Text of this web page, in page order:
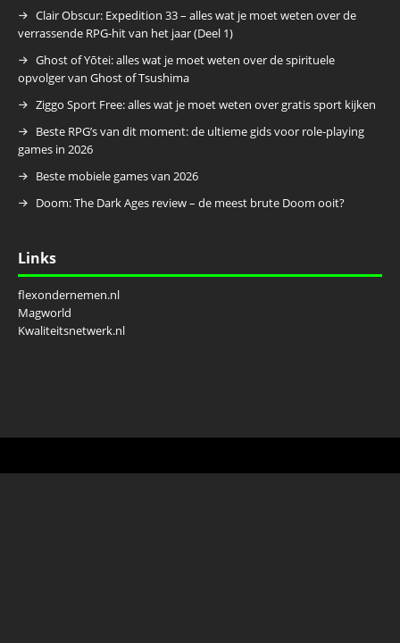
Clair Obscur: Expedition 33 – alles wat je moet weten over de
verrassende RPG-hit van het jaar (Deel 1)
Ghost of Yōtei: alles wat je moet weten over de spirituele
opvolger van Ghost of Tsushima
Ziggo Sport Free: alles wat je moet weten over gratis sport kijken
Beste RPG’s van dit moment: de ultieme gids voor role-playing
games in 2026
Beste mobiele games van 2026
Doom: The Dark Ages review – de meest brute Doom ooit?
Links
flexondernemen.nl
Magworld
Kwaliteitsnetwerk.nl